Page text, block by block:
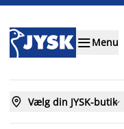
Menu
 Vælg din JYSK-butik